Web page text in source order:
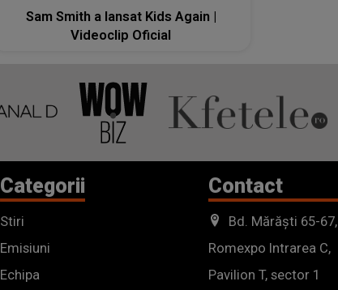
Sam Smith a lansat Kids Again |
Videoclip Oficial
Categorii
Stiri
Emisiuni
Echipa
Contact
Bd. Mărăști 65-67,
Romexpo Intrarea C,
Pavilion T, sector 1